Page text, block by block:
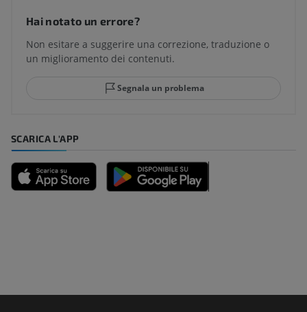
Hai notato un errore?
Non esitare a suggerire una correzione, traduzione o
un miglioramento dei contenuti.
Segnala un problema
SCARICA L'APP